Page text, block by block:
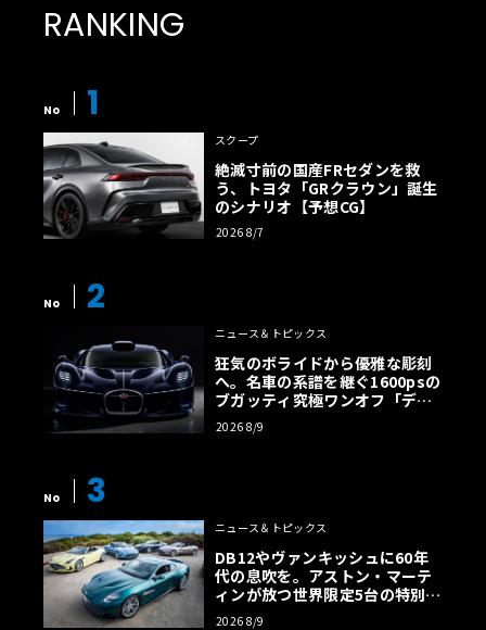
RANKING
No 1
スクープ
絶滅寸前の国産FRセダンを救
う、トヨタ「GRクラウン」誕生
のシナリオ【予想CG】
2026 8/7
No 2
ニュース＆トピックス
狂気のボライドから優雅な彫刻
へ。名車の系譜を継ぐ1600psの
ブガッティ究極ワンオフ「デス
トリエ」
2026 8/9
No 3
ニュース＆トピックス
DB12やヴァンキッシュに60年
代の息吹を。アストン・マーテ
ィンが放つ世界限定5台の特別コ
レクション
2026 8/9